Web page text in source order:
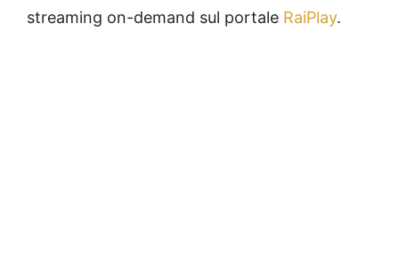
streaming on-demand sul portale RaiPlay.